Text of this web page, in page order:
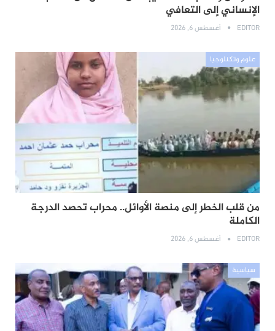
الإنساني إلى التعافي
EDITOR أغسطس 6, 2026
علوم وتكنلوجيا
من قلب الخطر إلى منصة الأوائل.. محراب تحصد الدرجة
الكاملة
EDITOR أغسطس 6, 2026
سياسية